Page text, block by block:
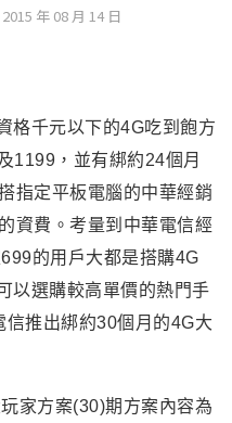
年 08 月 14 日
格千元以下的4G吃到飽方
1199，並有綁約24個月
指定平板電腦的中華經銷
資費。考量到中華電信經
的用戶大都是搭購4G
以選購較高單價的熱門手
推出綁約30個月的4G大
家方案(30)期方案內容為